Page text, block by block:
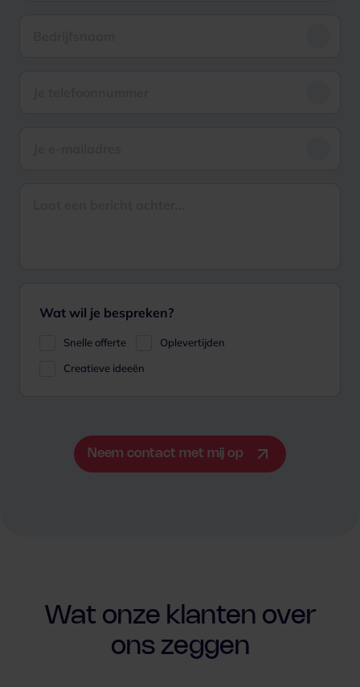
Wat wil je bespreken?
Snelle offerte
Oplevertijden
Creatieve ideeën
Neem contact met mij op
Wat onze klanten over
ons zeggen